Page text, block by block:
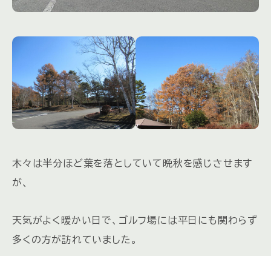
木々は半分ほど葉を落としていて晩秋を感じさせます
が、
天気がよく暖かい日で、ゴルフ場には平日にも関わらず
多くの方が訪れていました。